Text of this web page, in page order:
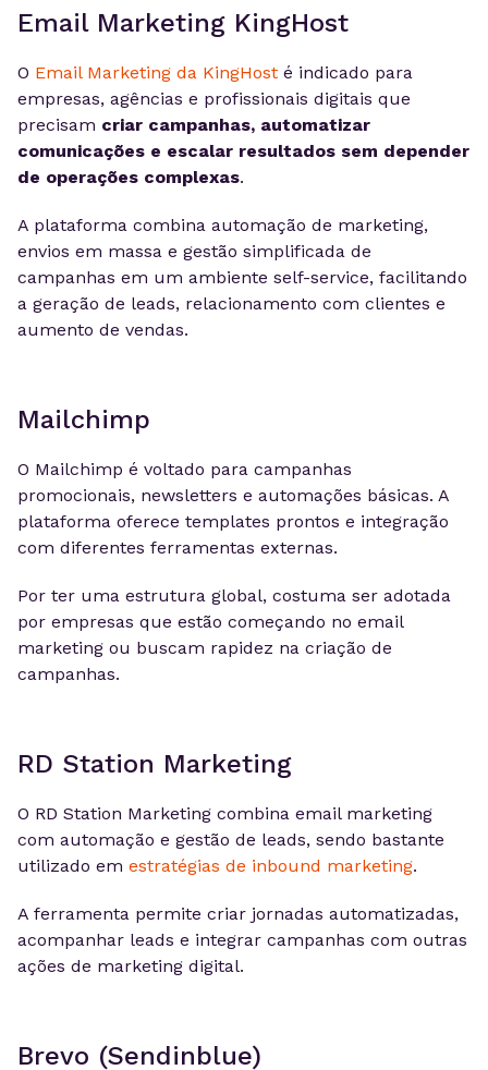
Email Marketing KingHost
O Email Marketing da KingHost é indicado para
empresas, agências e profissionais digitais que
precisam criar campanhas, automatizar
comunicações e escalar resultados sem depender
de operações complexas.
A plataforma combina automação de marketing,
envios em massa e gestão simplificada de
campanhas em um ambiente self-service, facilitando
a geração de leads, relacionamento com clientes e
aumento de vendas.
Mailchimp
O Mailchimp é voltado para campanhas
promocionais, newsletters e automações básicas. A
plataforma oferece templates prontos e integração
com diferentes ferramentas externas.
Por ter uma estrutura global, costuma ser adotada
por empresas que estão começando no email
marketing ou buscam rapidez na criação de
campanhas.
RD Station Marketing
O RD Station Marketing combina email marketing
com automação e gestão de leads, sendo bastante
utilizado em estratégias de inbound marketing.
A ferramenta permite criar jornadas automatizadas,
acompanhar leads e integrar campanhas com outras
ações de marketing digital.
Brevo (Sendinblue)